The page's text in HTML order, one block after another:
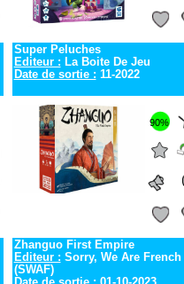
Super Peluches
Editeur : La Boite De Jeu
Date de sortie : 11-2022
90%
Zhanguo First Empire
Editeur : Sorry, We Are French
(SWAF)